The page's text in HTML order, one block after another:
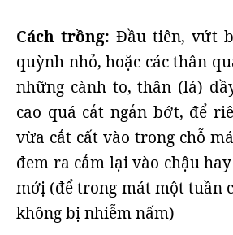
Cách trồng: Đầu tiên, vứt
quỳnh nhỏ, hoặc các thân
những cành to, thân (lá)
cao quá cắt ngắn bớt, để
vừa cắt cất vào trong chỗ
đem ra cắm lại vào chậu
mớị (để trong mát một tuần
không bị nhiễm nấm)